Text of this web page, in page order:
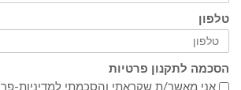
טלפון
הסכמה לתקנון פרטיות
אני מאשר/ת שקראתי והסכמתי למדיניות-